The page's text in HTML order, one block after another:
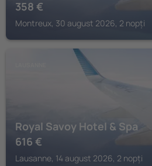
358 €
Montreux, 30 august 2026, 2 nopți
Royal Savoy Hotel & Spa
616 €
Lausanne, 14 august 2026, 2 nopți